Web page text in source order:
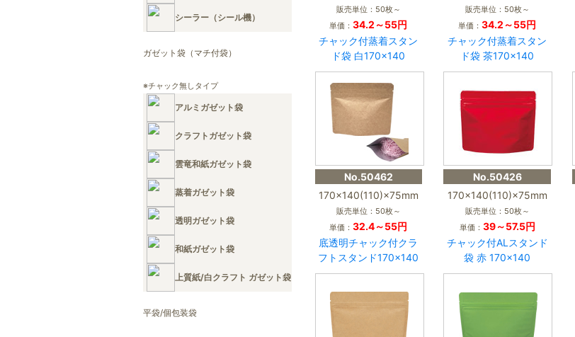
シーラー（シール機）
ガゼット袋（マチ付袋）
※チャック無しタイプ
アルミガゼット袋
クラフトガゼット袋
雲竜和紙ガゼット袋
蒸着ガゼット袋
透明ガゼット袋
和紙ガゼット袋
上質紙/白クラフト ガゼット袋
平袋/個包装袋
販売単位：50枚～
単価：34.2～55円
チャック付蒸着スタン
ド袋 白170×140
販売単位：50枚～
単価：34.2～55円
チャック付蒸着スタン
ド袋 茶170×140
No.50462
170×140(110)×75mm
販売単位：50枚～
単価：32.4～55円
底透明チャック付クラ
フトスタンド170×140
No.50426
170×140(110)×75mm
販売単位：50枚～
単価： 39～57.5円
チャック付ALスタンド
袋 赤 170×140